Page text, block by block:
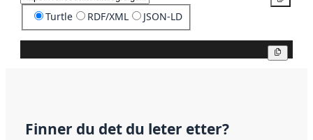
Turtle RDF/XML JSON-LD
Finner du det du leter etter?